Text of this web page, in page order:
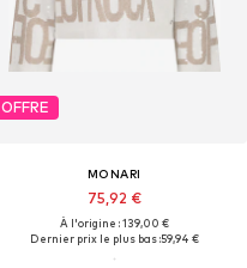
OFFRE
MONARI
75,92 €
À l'origine : 139,00 €
Dernier prix le plus bas :59,94 €